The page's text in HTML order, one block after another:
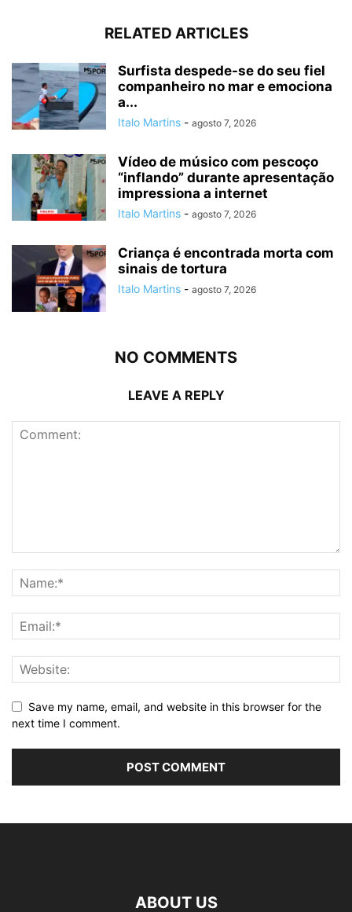
RELATED ARTICLES
Surfista despede-se do seu fiel
companheiro no mar e emociona
a...
Italo Martins - agosto 7, 2026
Vídeo de músico com pescoço
“inflando” durante apresentação
impressiona a internet
Italo Martins - agosto 7, 2026
Criança é encontrada morta com
sinais de tortura
Italo Martins - agosto 7, 2026
NO COMMENTS
LEAVE A REPLY
Save my name, email, and website in this browser for the
next time I comment.
ABOUT US